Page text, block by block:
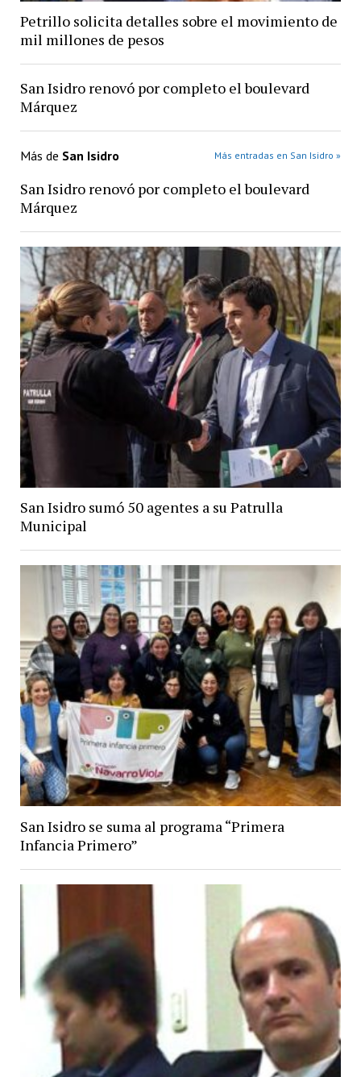
Petrillo solicita detalles sobre el movimiento de
mil millones de pesos
San Isidro renovó por completo el boulevard
Márquez
Más de San Isidro Más entradas en San Isidro »
San Isidro renovó por completo el boulevard
Márquez
San Isidro sumó 50 agentes a su Patrulla
Municipal
San Isidro se suma al programa “Primera
Infancia Primero”